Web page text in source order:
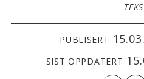
PUBLISERT
SIST OPPDATERT